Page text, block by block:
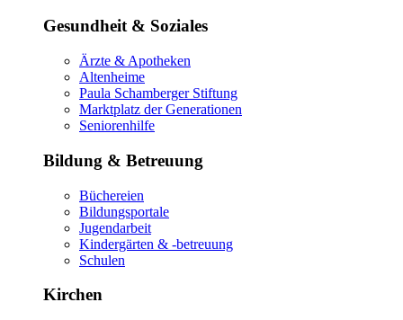
Gesundheit & Soziales
Ärzte & Apotheken
Altenheime
Paula Schamberger Stiftung
Marktplatz der Generationen
Seniorenhilfe
Bildung & Betreuung
Büchereien
Bildungsportale
Jugendarbeit
Kindergärten & -betreuung
Schulen
Kirchen